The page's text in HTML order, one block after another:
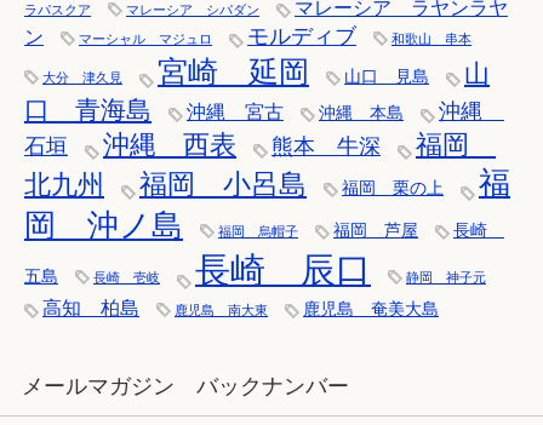
ラパスクア
マレーシア シパダン
マレーシア ラヤンラヤ
ン
マーシャル マジュロ モルディブ 和歌山 串本
大分 津久見 宮崎 延岡 山口 見島
山
口 青海島
沖縄 宮古 沖縄 本島
沖縄
石垣
沖縄 西表 熊本 牛深
福岡
北九州
福岡 小呂島 福岡 栗の上
福
岡 沖ノ島
福岡 烏帽子 福岡 芦屋 長崎
五島 長崎 壱岐 長崎 辰口 静岡 神子元
高知 柏島 鹿児島 南大東 鹿児島 奄美大島
メールマガジン バックナンバー